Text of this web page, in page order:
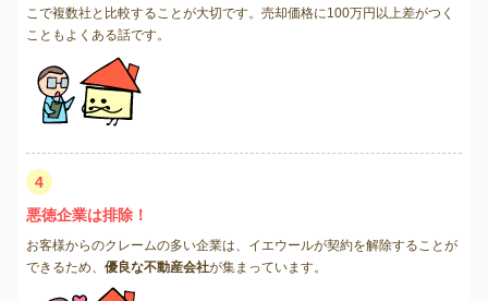
こで複数社と比較することが大切です。売却価格に100万円以上差がつく
こともよくある話です。
4
悪徳企業は排除！
お客様からのクレームの多い企業は、イエウールが契約を解除することが
できるため、 優良な不動産会社が集まっています。